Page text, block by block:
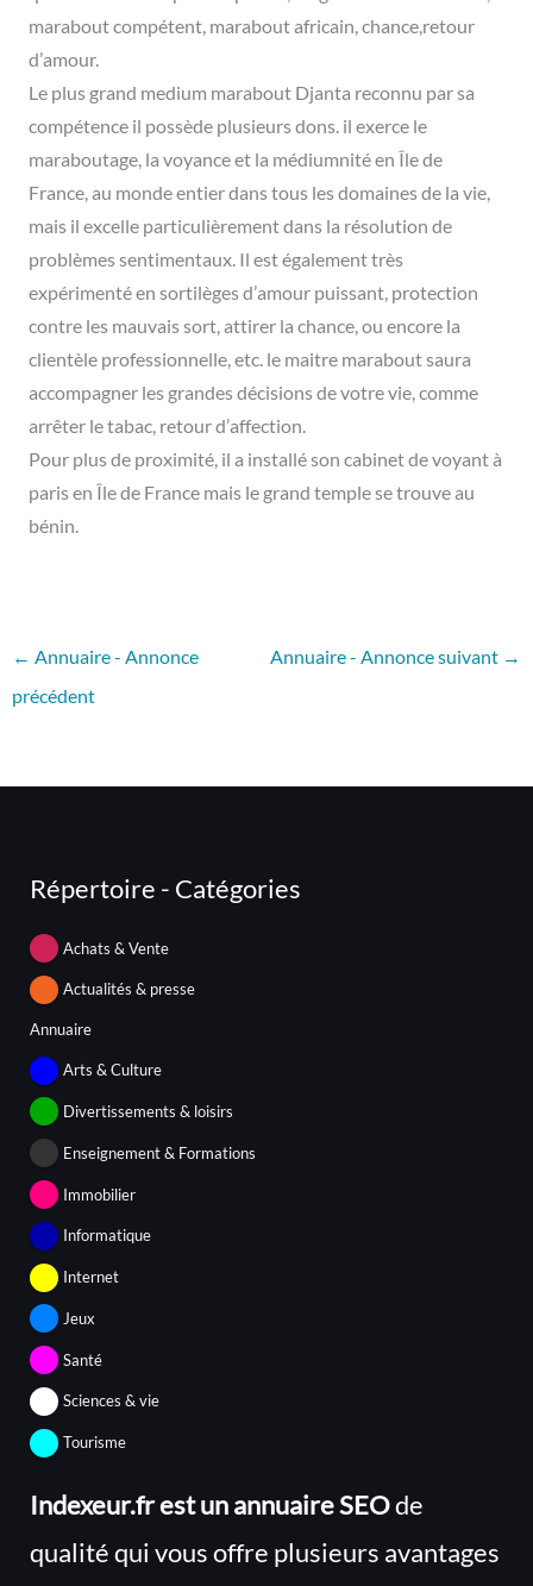
marabout compétent, marabout africain, chance,retour
d’amour.
Le plus grand medium marabout Djanta reconnu par sa
compétence il possède plusieurs dons. il exerce le
maraboutage, la voyance et la médiumnité en Île de
France, au monde entier dans tous les domaines de la vie,
mais il excelle particulièrement dans la résolution de
problèmes sentimentaux. Il est également très
expérimenté en sortilèges d’amour puissant, protection
contre les mauvais sort, attirer la chance, ou encore la
clientèle professionnelle, etc. le maitre marabout saura
accompagner les grandes décisions de votre vie, comme
arrêter le tabac, retour d’affection.
Pour plus de proximité, il a installé son cabinet de voyant à
paris en Île de France mais le grand temple se trouve au
bénin.
← Annuaire - Annonce
précédent
Annuaire - Annonce suivant →
Répertoire - Catégories
Achats & Vente
Actualités & presse
Annuaire
Arts & Culture
Divertissements & loisirs
Enseignement & Formations
Immobilier
Informatique
Internet
Jeux
Santé
Sciences & vie
Tourisme
Indexeur.fr est un annuaire SEOde
qualité qui vous offre plusieurs avantages